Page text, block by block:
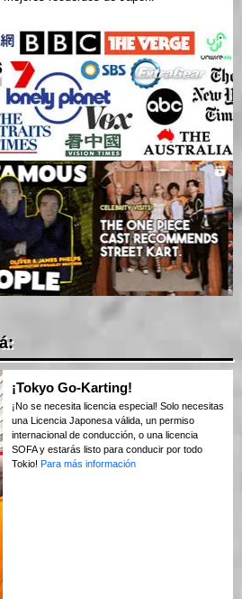
¡Tokyo Go-Karting!
¡No se necesita licencia especial! Solo necesitas
una Licencia Japonesa válida, un permiso
internacional de conducción, o una licencia
SOFA y estarás listo para conducir por todo
Tokio! Para más información